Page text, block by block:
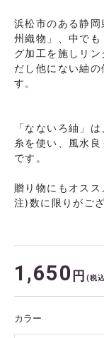
浜松市のある静
州織物」、中で
グ加工を施しリ
だし他にない紬
す。
「なないろ紬」
糸を使い、風水
です。
贈り物にもオスス
注)数に限りがご
1,650 円 (税
カラー